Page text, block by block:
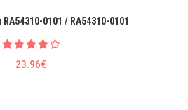
0101 / RA54310-0101
23.96€